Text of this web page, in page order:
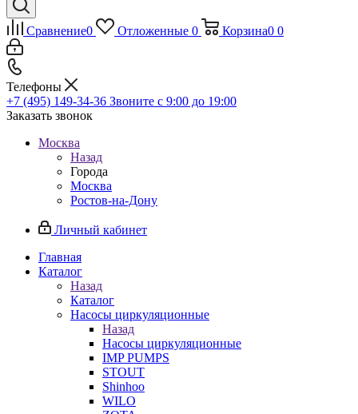
Сравнение0 Отложенные 0 Корзина0 0
Телефоны
+7 (495) 149-34-36 Звоните с 9:00 до 19:00
Заказать звонок
Москва
Назад
Города
Москва
Ростов-на-Дону
Личный кабинет
Главная
Каталог
Назад
Каталог
Насосы циркуляционные
Назад
Насосы циркуляционные
IMP PUMPS
STOUT
Shinhoo
WILO